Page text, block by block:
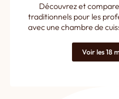
Découvrez et
traditionnels pour les
avec une chambre de
Voir les 18